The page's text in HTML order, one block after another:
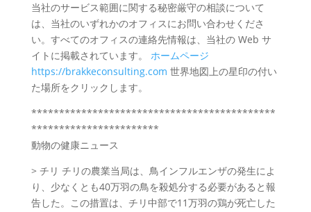
当社のサービス範囲に関する秘密厳守の相談について
は、当社のいずれかのオフィスにお問い合わせくださ
い。すべてのオフィスの連絡先情報は、当社の Web サ
イトに掲載されています。 ホームページ
https://brakkeconsulting.com 世界地図上の星印の付い
た場所をクリックします。
********************************************
***********************
動物の健康ニュース
> チリ チリの農業当局は、鳥インフルエンザの発生によ
り、少なくとも40万羽の鳥を殺処分する必要があると報
告した。この措置は、チリ中部で11万羽の鶏が死亡した